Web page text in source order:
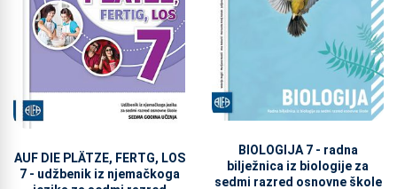
AUF DIE PLÄTZE, FERTG, LOS
7 - udžbenik iz njemačkoga
BIOLOGIJA 7 - radna
bilježnica iz biologije za
sedmi razred osnovne škole